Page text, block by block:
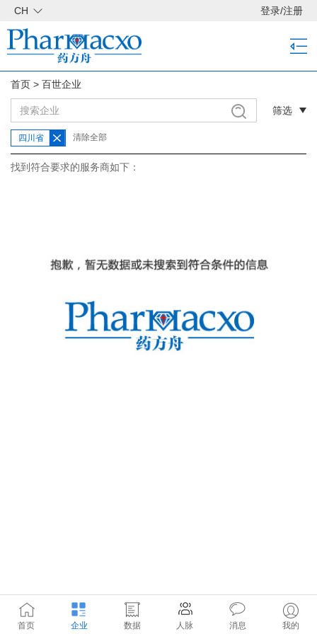
CH 登录/注册
首页 > 百世企业
筛选
四川省 清除全部
找到符合要求的服务商如下：
首页 企业 数据 人脉 消息 我的